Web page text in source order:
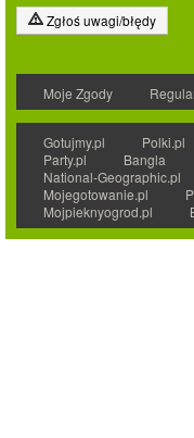
Zgłoś uwagi/błędy
Moje Zgody
Gotujmy.pl Polki.pl
Party.pl
Bangla
National-Geographic.pl
Mojegotowanie.pl
Mojpieknyogrod.pl